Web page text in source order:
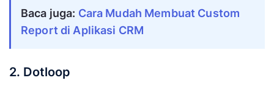
Baca juga: Cara Mudah Membuat Custom
Report di Aplikasi CRM
2. Dotloop